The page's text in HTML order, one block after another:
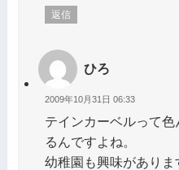
返信
ひろ
2009年10月31日 06:33
テインカーベルって
るんですよね。
幼稚園も興味があり